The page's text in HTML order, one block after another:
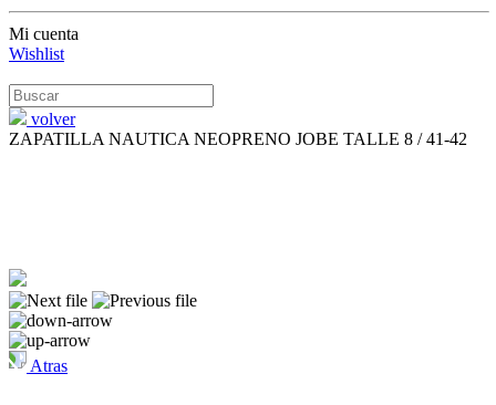
Mi cuenta
Wishlist
volver
ZAPATILLA NAUTICA NEOPRENO JOBE TALLE 8 / 41-42
Atras